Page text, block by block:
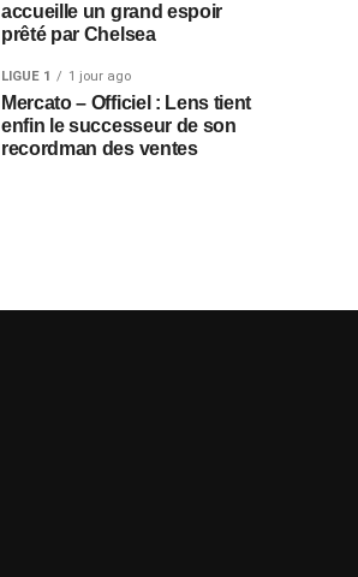
accueille un grand espoir
prêté par Chelsea
LIGUE 1 1 jour ago
Mercato – Officiel : Lens tient
enfin le successeur de son
recordman des ventes